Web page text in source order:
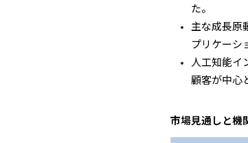
た。
主な成長原
プリケーシ
人工知能イ
顧客が中心
市場見通しと機